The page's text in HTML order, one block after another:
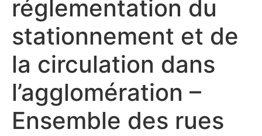
réglementation du
stationnement et de
la circulation dans
l’agglomération –
Ensemble des rues